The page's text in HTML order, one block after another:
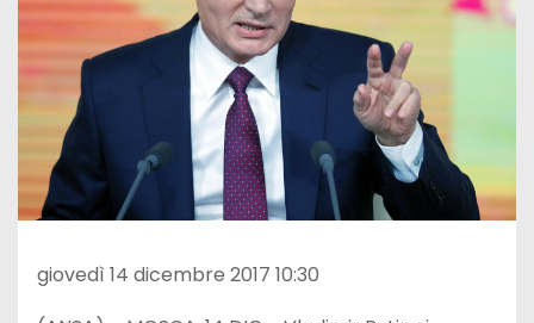
giovedì 14 dicembre 2017 10:30